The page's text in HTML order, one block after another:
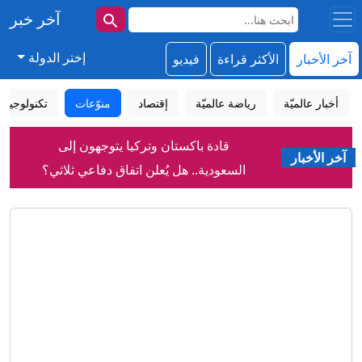
آخر خبر
آخر الأخبار الأكثر قراءة فيديو إختر الدولة
أخبار عالميّة رياضة عالميّة إقتصاد منوّعات تكنولوجيا
آخر الأخبار
قادة باكستان وتركيا يتوجهون إلى
السعودية.. هل يُعلن اتفاق دفاعي ثلاثي؟
ماذا نعلم عن السعودي عبدالله الشهري بعد